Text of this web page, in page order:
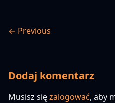
← Previous
Dodaj komentarz
Musisz sięzalogować, aby